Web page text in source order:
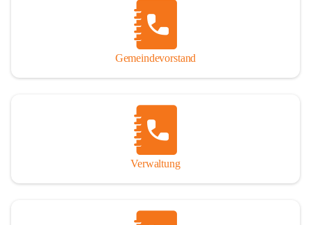
Gemeindevorstand
Verwaltung